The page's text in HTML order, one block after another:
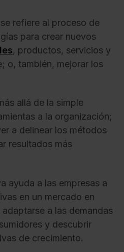
se refiere al proceso de
para crear nuevos
, productos, servicios y
o, también, mejorar los
allá de la simple
a la organización;
a delinear los métodos
resultados más
ayuda a las empresas a
en un mercado en
a las demandas
y descubrir
de crecimiento.